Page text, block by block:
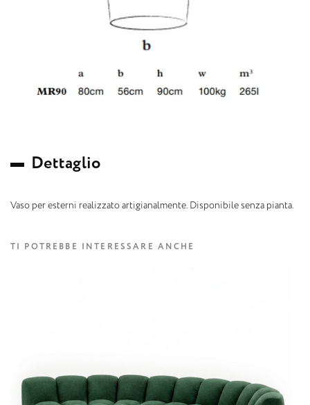
Dettaglio
Vaso per esterni realizzato artigianalmente. Disponibile senza pianta.
TI POTREBBE INTERESSARE ANCHE